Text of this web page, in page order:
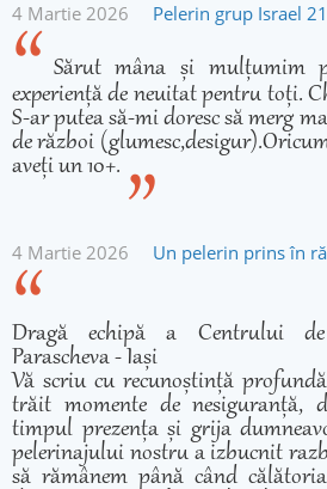
4 Martie 2026 Pelerin grup Israel
Sărut mâna și mulțumim
experiență de neuitat pentru toți.
S-ar putea să-mi doresc să merg
de război
aveți un 10+.
4 Martie 2026 Un pelerin prins în
Dragă echipă a Centrului de
Parascheva - Iași
Vă scriu cu recunoștință
trăit momente de
timpul prezența și grija
pelerinajului nostru a izbucnit
să rămânem până când